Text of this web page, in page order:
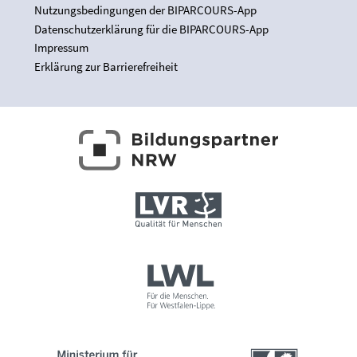
Nutzungsbedingungen der BIPARCOURS-App
Datenschutzerklärung für die BIPARCOURS-App
Impressum
Erklärung zur Barrierefreiheit